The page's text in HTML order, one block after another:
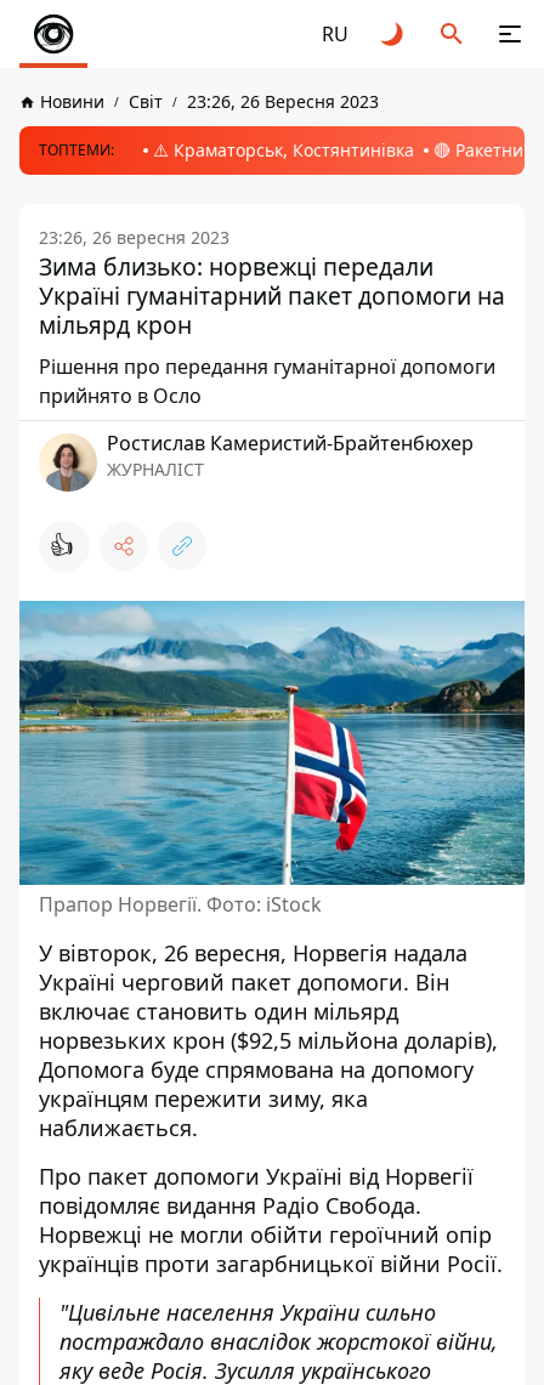
RU
Новини Світ 23:26, 26 Вересня 2023
ТОПТЕМИ: ⚠️ Краматорськ, Костянтинівка 🔴 Ракетний
23:26, 26 вересня 2023
Зима близько: норвежці передали
Україні гуманітарний пакет допомоги на
мільярд крон
Рішення про передання гуманітарної допомоги
прийнято в Осло
Ростислав Камеристий-Брайтенбюхер
ЖУРНАЛІСТ
👍
Прапор Норвегії. Фото: iStock
У вівторок, 26 вересня, Норвегія надала
Україні черговий пакет допомоги. Він
включає становить один мільярд
норвезьких крон ($92,5 мільйона доларів),
Допомога буде спрямована на допомогу
українцям пережити зиму, яка
наближається.
Про пакет допомоги Україні від Норвегії
повідомляє видання Радіо Свобода.
Норвежці не могли обійти героїчний опір
українців проти загарбницької війни Росії.
"Цивільне населення України сильно
постраждало внаслідок жорстокої війни,
яку веде Росія. Зусилля українського